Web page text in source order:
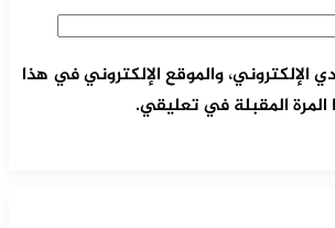
الإلكتروني، والموقع الإلكتروني في هذا
المقبلة في تعليقي.